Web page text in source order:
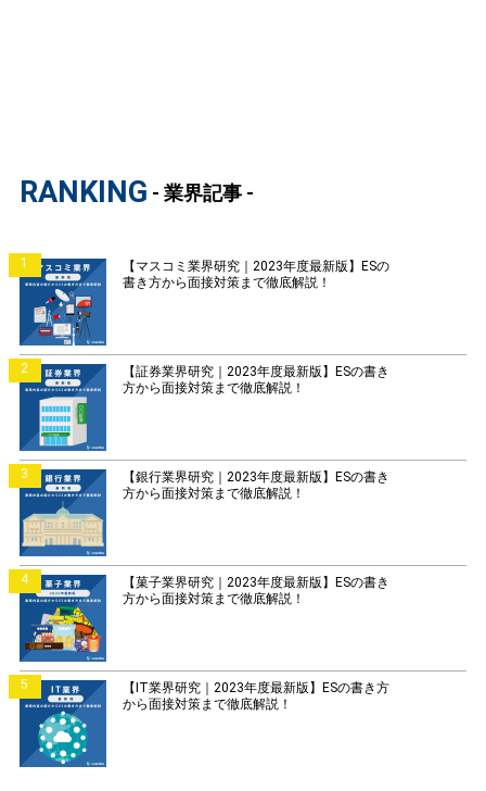
RANKING - 業界記事 -
1
【マスコミ業界研究｜2023年度最新版】ESの
書き方から面接対策まで徹底解説！
2
【証券業界研究｜2023年度最新版】ESの書き
方から面接対策まで徹底解説！
3
【銀行業界研究｜2023年度最新版】ESの書き
方から面接対策まで徹底解説！
4
【菓子業界研究｜2023年度最新版】ESの書き
方から面接対策まで徹底解説！
5
【IT業界研究｜2023年度最新版】ESの書き方
から面接対策まで徹底解説！